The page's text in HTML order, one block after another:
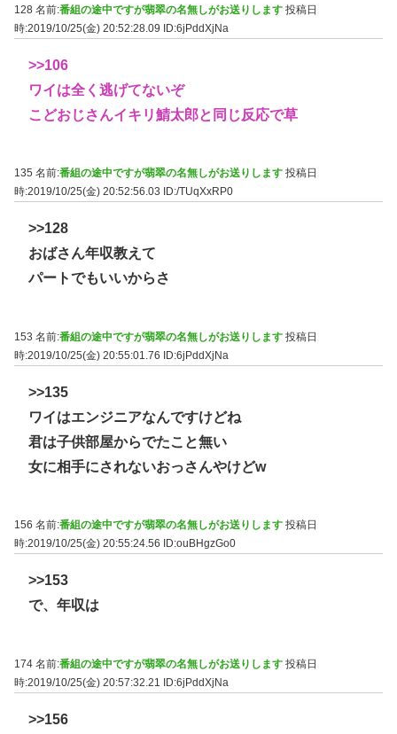
128 名前:番組の途中ですが翡翠の名無しがお送りします 投稿日
時:2019/10/25(金) 20:52:28.09 ID:6jPddXjNa
>>106
ワイは全く逃げてないぞ
こどおじさんイキリ鯖太郎と同じ反応で草
135 名前:番組の途中ですが翡翠の名無しがお送りします 投稿日
時:2019/10/25(金) 20:52:56.03
ID:/TUqXxRP0
>>128
おばさん年収教えて
パートでもいいからさ
153 名前:番組の途中ですが翡翠の名無しがお送りします 投稿日
時:2019/10/25(金) 20:55:01.76 ID:6jPddXjNa
>>135
ワイはエンジニアなんですけどね
君は子供部屋からでたこと無い
女に相手にされないおっさんやけどw
156 名前:番組の途中ですが翡翠の名無しがお送りします 投稿日
時:2019/10/25(金) 20:55:24.56
ID:ouBHgzGo0
>>153
で、年収は
174 名前:番組の途中ですが翡翠の名無しがお送りします 投稿日
時:2019/10/25(金) 20:57:32.21
ID:6jPddXjNa
>>156